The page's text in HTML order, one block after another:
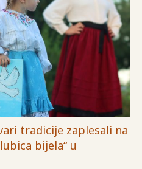
tradicije zaplesali na
bijela“ u